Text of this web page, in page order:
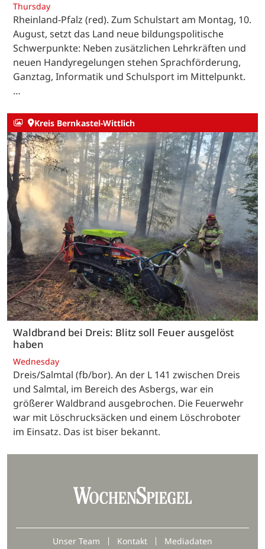
Thursday
Rheinland-Pfalz (red). Zum Schulstart am Montag, 10.
August, setzt das Land neue bildungspolitische
Schwerpunkte: Neben zusätzlichen Lehrkräften und
neuen Handyregelungen stehen Sprachförderung,
Ganztag, Informatik und Schulsport im Mittelpunkt.
…
Kreis Bernkastel-Wittlich
Waldbrand bei Dreis: Blitz soll Feuer ausgelöst
haben
Wednesday
Dreis/Salmtal (fb/bor). An der L 141 zwischen Dreis
und Salmtal, im Bereich des Asbergs, war ein
größerer Waldbrand ausgebrochen. Die Feuerwehr
war mit Löschrucksäcken und einem Löschroboter
im Einsatz. Das ist biser bekannt.
Unser Team Kontakt Mediadaten